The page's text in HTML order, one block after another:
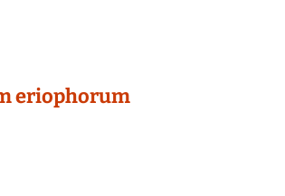
eriophorum